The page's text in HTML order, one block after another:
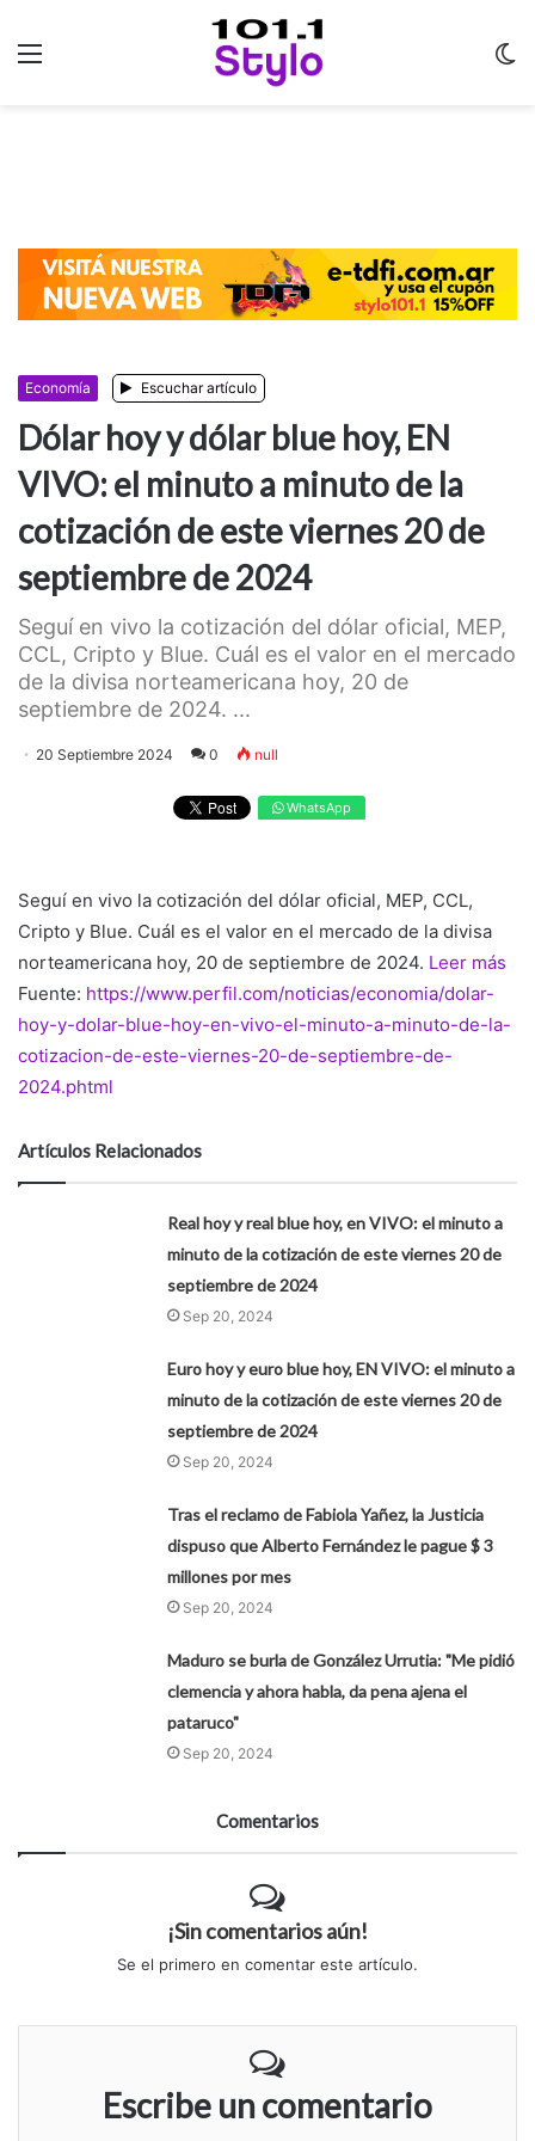
Economía Escuchar artículo
Dólar hoy y dólar blue hoy, EN
VIVO: el minuto a minuto de la
cotización de este viernes 20 de
septiembre de 2024
Seguí en vivo la cotización del dólar oficial, MEP,
CCL, Cripto y Blue. Cuál es el valor en el mercado
de la divisa norteamericana hoy, 20 de
septiembre de 2024. ...
20 Septiembre 2024 0 null
WhatsApp
Seguí en vivo la cotización del dólar oficial, MEP, CCL,
Cripto y Blue. Cuál es el valor en el mercado de la divisa
norteamericana hoy, 20 de septiembre de 2024. Leer más
Fuente: https://www.perfil.com/noticias/economia/dolar-
hoy-y-dolar-blue-hoy-en-vivo-el-minuto-a-minuto-de-la-
cotizacion-de-este-viernes-20-de-septiembre-de-
2024.phtml
Artículos Relacionados
Real hoy y real blue hoy, en VIVO: el minuto a
minuto de la cotización de este viernes 20 de
septiembre de 2024
Sep 20, 2024
Euro hoy y euro blue hoy, EN VIVO: el minuto a
minuto de la cotización de este viernes 20 de
septiembre de 2024
Sep 20, 2024
Tras el reclamo de Fabiola Yañez, la Justicia
dispuso que Alberto Fernández le pague $ 3
millones por mes
Sep 20, 2024
Maduro se burla de González Urrutia: "Me pidió
clemencia y ahora habla, da pena ajena el
pataruco"
Sep 20, 2024
Comentarios
¡Sin comentarios aún!
Se el primero en comentar este artículo.
Escribe un comentario